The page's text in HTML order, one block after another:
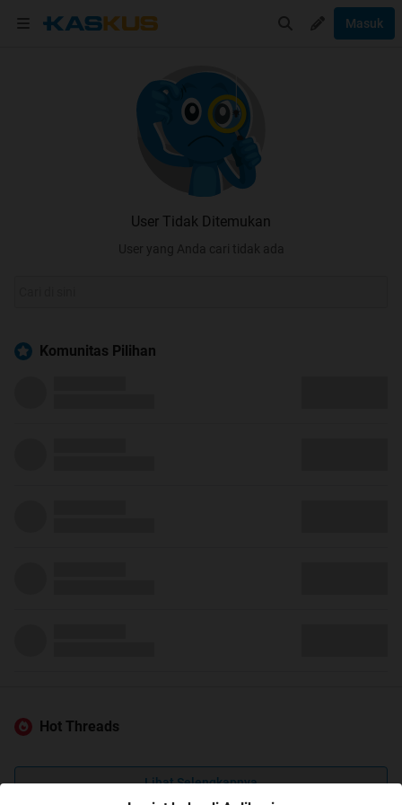
Masuk
User Tidak Ditemukan
User yang Anda cari tidak ada
Komunitas Pilihan
Hot Threads
Lihat Selengkapnya